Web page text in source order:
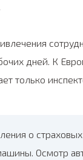
дней. К
только
о
Осмотр